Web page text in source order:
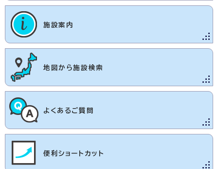
施設案内
地図から施設検索
よくあるご質問
便利ショートカット